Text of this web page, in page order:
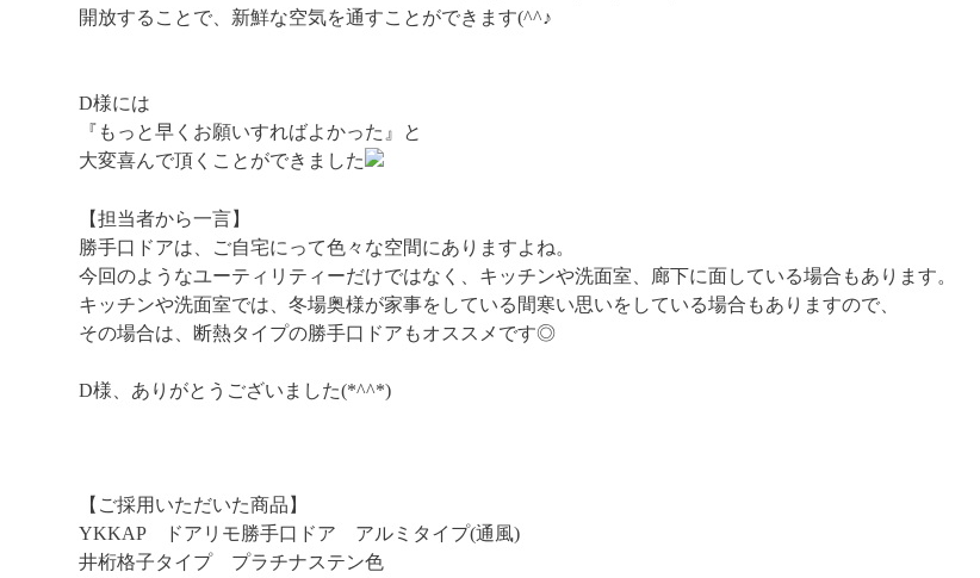
開放することで、新鮮な空気を通すことができます(^^♪
D様には
『もっと早くお願いすればよかった』と
大変喜んで頂くことができました
【担当者から一言】
勝手口ドアは、ご自宅にって色々な空間にありますよね。
今回のようなユーティリティーだけではなく、キッチンや洗面室、廊下に面している場合もあります。
キッチンや洗面室では、冬場奥様が家事をしている間寒い思いをしている場合もありますので、
その場合は、断熱タイプの勝手口ドアもオススメです◎
D様、ありがとうございました(*^^*)
【ご採用いただいた商品】
YKKAP ドアリモ勝手口ドア アルミタイプ(通風)
井桁格子タイプ プラチナステン色